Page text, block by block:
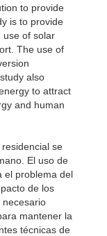
to provide
is to provide
use of solar
The use of
also
to attract
and human
se
El uso de
el problema del
de los
necesario
mantener la
técnicas de